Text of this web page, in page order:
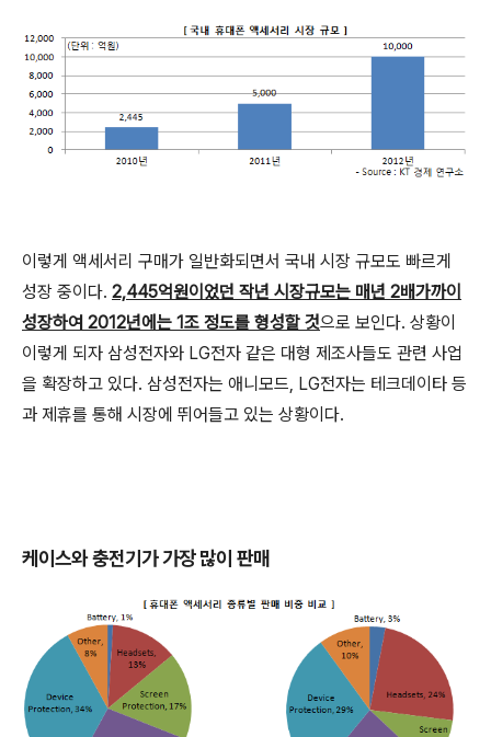
이렇게 액세서리 구매가 일반화되면서 국내 시장 규모도 빠르게
성장 중이다. 2,445억원이었던 작년 시장규모는 매년 2배가까이
성장하여 2012년에는 1조 정도를 형성할 것으로 보인다. 상황이
이렇게 되자 삼성전자와 LG전자 같은 대형 제조사들도 관련 사업
을 확장하고 있다. 삼성전자는 애니모드, LG전자는 테크데이타 등
과 제휴를 통해 시장에 뛰어들고 있는 상황이다.
케이스와 충전기가 가장 많이 판매